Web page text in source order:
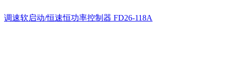
调速软启动/恒速恒功率控制器 FD26-118A